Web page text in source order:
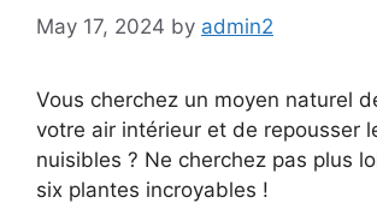
May 17, 2024 by admin2
Vous cherchez un moyen naturel
votre air intérieur et de repousser
nuisibles ? Ne cherchez pas plus
six plantes incroyables !